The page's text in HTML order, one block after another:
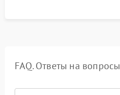
FAQ. Ответы на вопросы